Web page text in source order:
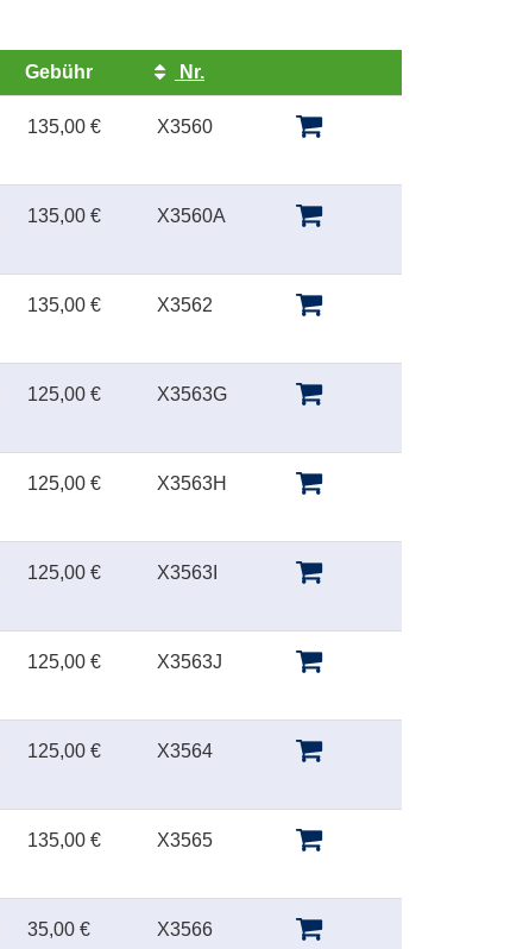
Gebühr
Nr.
Kursstatus
135,00 € X3560
135,00 € X3560A
135,00 € X3562
125,00 € X3563G
125,00 € X3563H
125,00 € X3563I
125,00 € X3563J
125,00 € X3564
135,00 € X3565
35,00 € X3566